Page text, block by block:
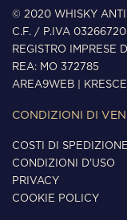
© 2020 WHISKY
C.F. / P.IVA
REGISTRO IMPRESE
REA: MO 372785
AREA9WEB
CONDIZIONI DI
COSTI DI SPEDIZIONE
CONDIZIONI D'USO
PRIVACY
COOKIE POLICY